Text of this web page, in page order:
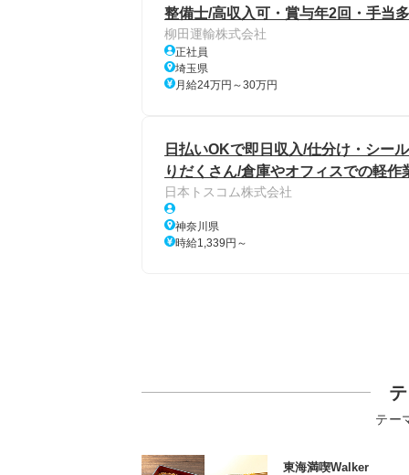
整備士/高収入可・賞与年2回・手当
柳田運輸株式会社
正社員
埼玉県
月給24万円～30万円
日払いOKで即日収入/仕分け・シー
りだくさん/倉庫やオフィスでの軽
日本トスコム株式会社
神奈川県
時給1,339円～
テー
東海満喫Walker